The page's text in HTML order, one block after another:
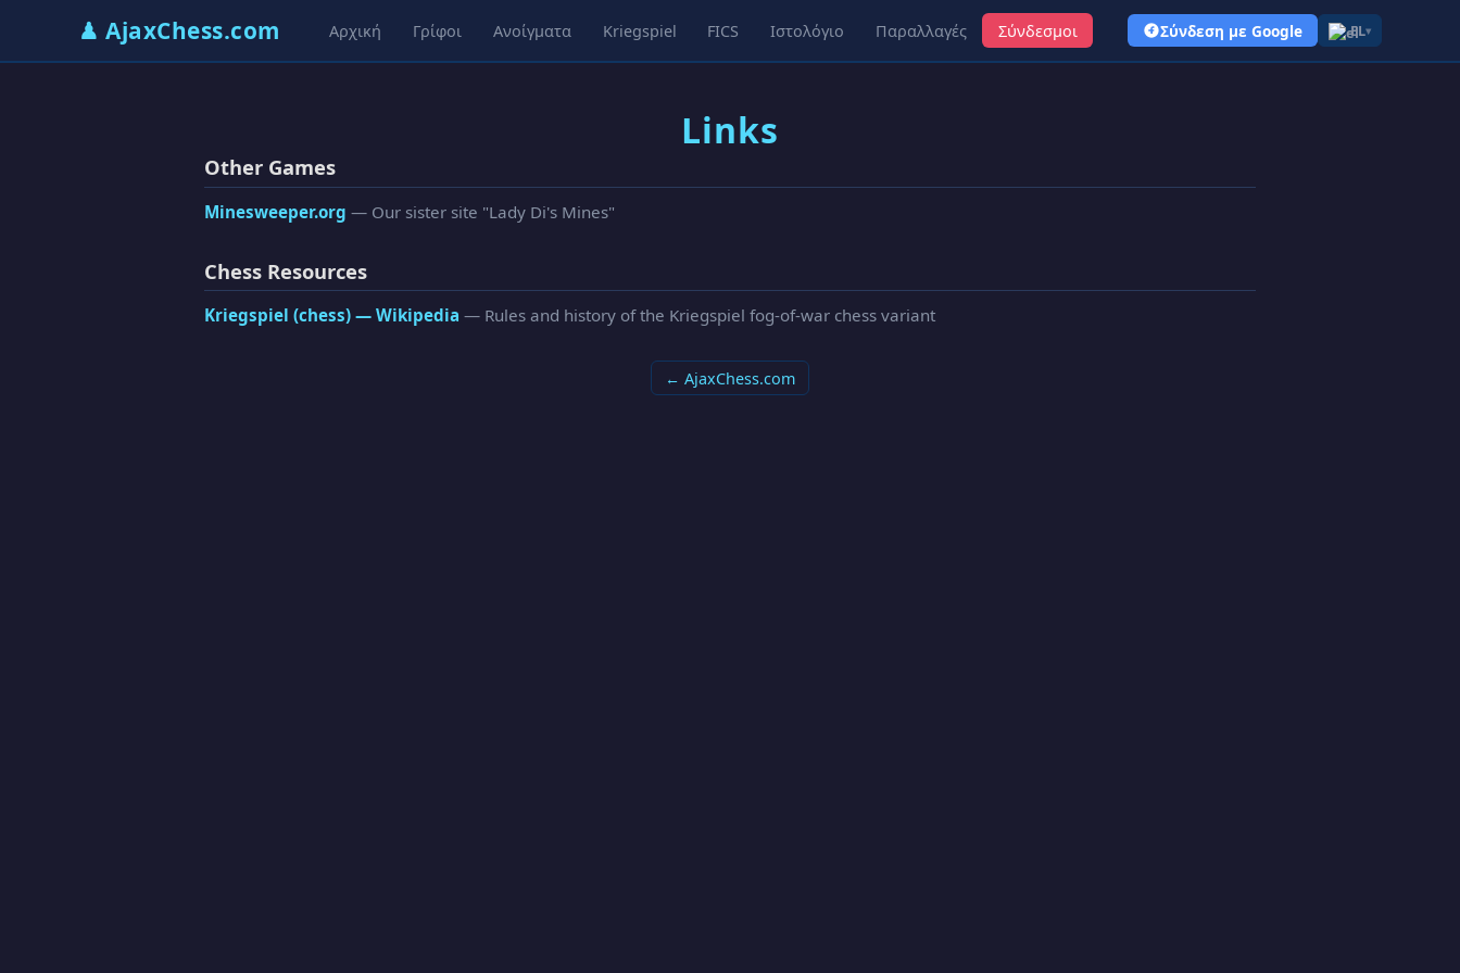
♟ AjaxChess.com Αρχική Γρίφοι Ανοίγματα Kriegspiel FICS Ιστολόγιο Παραλλαγές Σύνδεσμοι Σύνδεση με Google EL▾
Links
Other Games
Minesweeper.org — Our sister site "Lady Di's Mines"
Chess Resources
Kriegspiel (chess) — Wikipedia — Rules and history of the Kriegspiel fog-of-war chess variant
← AjaxChess.com